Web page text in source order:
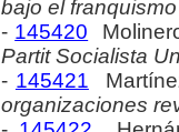
bajo el
- 145420
Partit Socialista
- 145421
organizaciones